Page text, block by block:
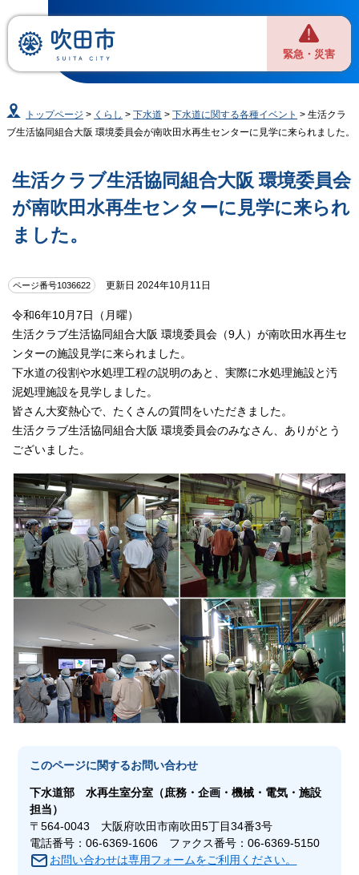
緊急・災害
トップページ > くらし >下水道 >下水道に関する各種イベント > 生活クラ
ブ生活協同組合大阪 環境委員会が南吹田水再生センターに見学に来られました。
生活クラブ生活協同組合大阪 環境委員会
が南吹田水再生センターに見学に来られ
ました。
ページ番号1036622 更新日 2024年10月11日
令和6年10月7日（月曜）
生活クラブ生活協同組合大阪 環境委員会（9人）が南吹田水再生セ
ンターの施設見学に来られました。
下水道の役割や水処理工程の説明のあと、実際に水処理施設と汚
泥処理施設を見学しました。
皆さん大変熱心で、たくさんの質問をいただきました。
生活クラブ生活協同組合大阪 環境委員会のみなさん、ありがとう
ございました。
このページに関するお問い合わせ
下水道部水再生室分室（庶務・企画・機械・電気・施設
担当）
〒564-0043 大阪府吹田市南吹田5丁目34番3号
電話番号：06-6369-1606 ファクス番号：06-6369-5150
お問い合わせは専用フォームをご利用ください。